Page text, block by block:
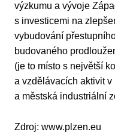
výzkumu a vývoje
s investicemi na
vybudování
budovaného
(je to místo s největší
a vzdělávacích aktivit v
a městská industriální
Zdroj: www.plzen.eu